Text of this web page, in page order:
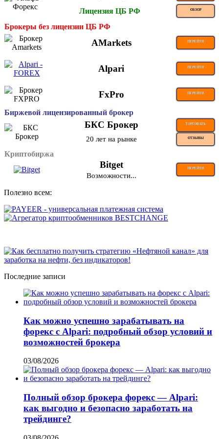
Лицензия ЦБ РФ ОБЗОР
Брокеры без лицензии ЦБ РФ
AMarkets ПЕРЕЙТИ
Alpari ПЕРЕЙТИ
FxPro ПЕРЕЙТИ
Биржевой лицензированный брокер
БКС Брокер ТОРГОВАТЬ
20 лет на рынке ОТЗЫВЫ
Криптобиржа
Bitget ПЕРЕЙТИ
Возможности...
Полезно всем:
Последние записи
Как можно успешно зарабатывать на
форекс с Alpari: подробный обзор условий и
возможностей брокера
03/08/2026
Полный обзор брокера форекс — Alpari:
как выгодно и безопасно заработать на
трейдинге?